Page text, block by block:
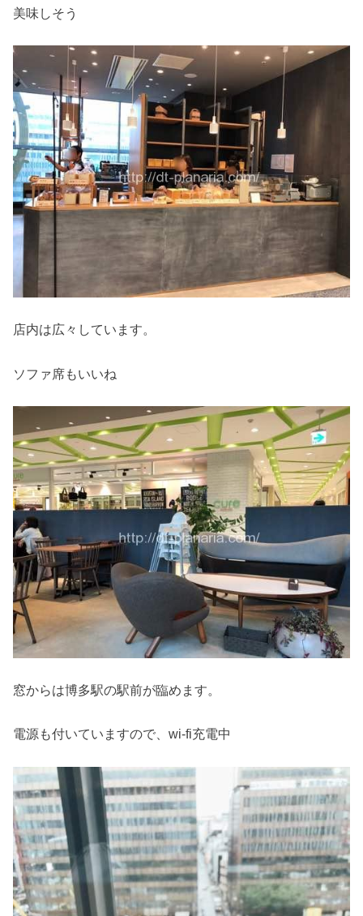
美味しそう
店内は広々しています。
ソファ席もいいね
窓からは博多駅の駅前が臨めます。
電源も付いていますので、wi-fi充電中